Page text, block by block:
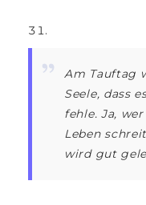
Am Tauftag
Seele, dass
fehle. Ja,
Leben
wird gut